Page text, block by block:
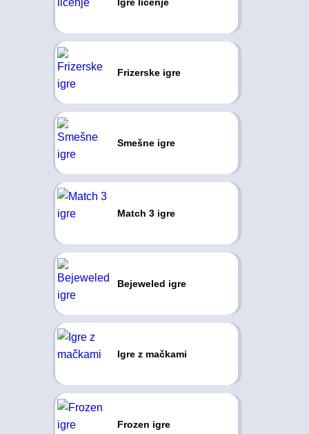
Frizerske igre
Smešne igre
Match 3 igre
Bejeweled igre
Igre z mačkami
Frozen igre